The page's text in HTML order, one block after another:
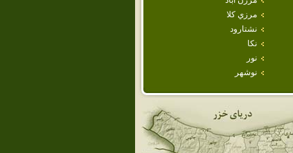
مرزي كلا
نشتارود
نكا
نور
نوشهر